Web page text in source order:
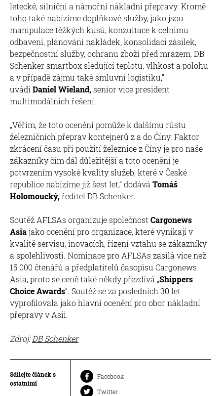
letecké, silniční a námořní nákladní přepravy. Kromě
toho také nabízíme doplňkové služby, jako jsou
manipulace těžkých kusů, konzultace k celnímu
odbavení, plánování nakládek, konsolidaci zásilek,
bezpečnostní služby, ochranu zboží před mrazem, DB
Schenker smartbox sledující teplotu, vlhkost a polohu
a v případě zájmu také smluvní logistiku,”
uvádí Daniel Wieland,senior vice president
multimodálních řešení.
„Věřím, že toto ocenění pomůže k dalšímu růstu
železničních přeprav kontejnerů z a do Číny. Faktor
zkrácení času při použití železnice z Číny je pro naše
zákazníky čím dál důležitější a toto ocenění je
potvrzením vysoké kvality služeb, které v České
republice nabízíme již šest let,“ dodává Tomáš
Holomoucký,ředitel DB Schenker.
Soutěž AFLSAs organizuje společnost Cargonews
Asiajako ocenění pro organizace, které vynikají v
kvalitě servisu, inovacích, řízení vztahu se zákazníky
a spolehlivosti. Nominace pro AFLSAs zasílá více než
15 000 čtenářů a předplatitelů časopisu Cargonews
Asia, proto se ceně také někdy přezdívá „Shippers
Choice Awards“. Soutěž se za posledních 30 let
vyprofilovala jako hlavní ocenění pro obor nákladní
přepravy v Asii.
Zdroj: DB Schenker
Sdílejte článek s
ostatními
Facebook
Twitter